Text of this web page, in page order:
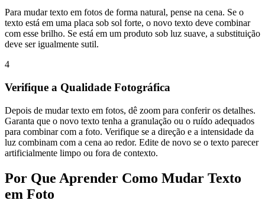
Para mudar texto em fotos de forma natural, pense na cena. Se o
texto está em uma placa sob sol forte, o novo texto deve combinar
com esse brilho. Se está em um produto sob luz suave, a substituição
deve ser igualmente sutil.
4
Verifique a Qualidade Fotográfica
Depois de mudar texto em fotos, dê zoom para conferir os detalhes.
Garanta que o novo texto tenha a granulação ou o ruído adequados
para combinar com a foto. Verifique se a direção e a intensidade da
luz combinam com a cena ao redor. Edite de novo se o texto parecer
artificialmente limpo ou fora de contexto.
Por Que Aprender Como Mudar Texto
em Foto